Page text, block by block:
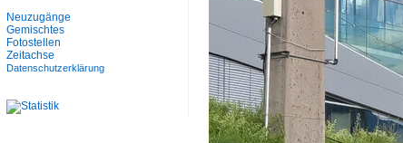
Neuzugänge
Gemischtes
Fotostellen
Zeitachse
Datenschutzerklärung